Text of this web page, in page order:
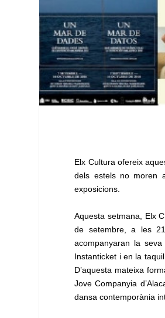
Elx Cultura ofereix
dels estels no moren
exposicions.
Aquesta setmana, Elx
de setembre, a les
acompanyaran la
Instanticket i en la
D’aquesta mateixa
Jove Companyia
dansa contemporània